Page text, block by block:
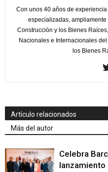
Con unos 40 años de
especializadas,
Construcción y los Bienes
Nacionales e Internacionales
los Bienes
Artículo relacionados
Más del autor
Celebra
lanzamiento